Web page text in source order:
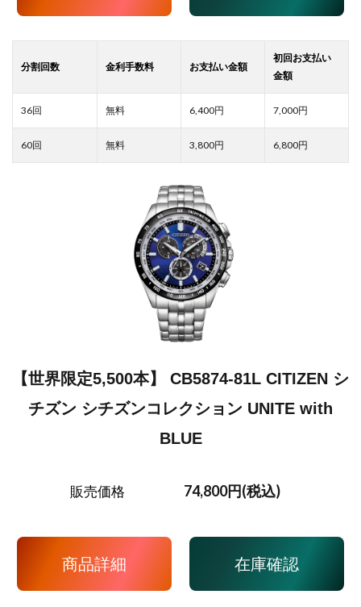
6,400 7,000
3,800 6,800
【世界限定5,500本】 CB5874-81L CITIZEN シ
チズン シチズンコレクション UNITE with
BLUE
販売価格 74,800円(税込)
商品詳細 在庫確認